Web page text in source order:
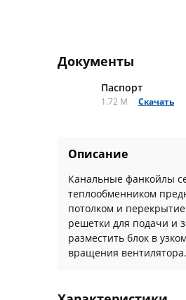
Документы
Паспорт
1.72 M Скачать
Описание
Канальные фанкойлы
теплообменником
потолком и
решетки для подачи и
разместить блок в
вращения вентилятора.